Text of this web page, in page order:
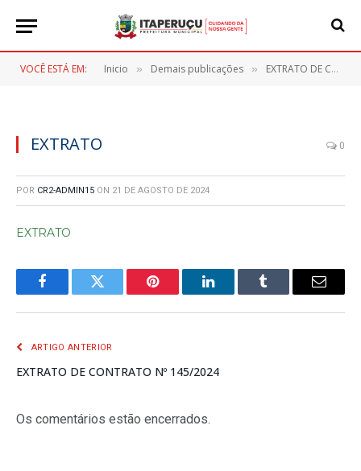
VOCÊ ESTÁ EM: Inicio » Demais publicações » EXTRATO DE CONTRATO Nº 145/2024
EXTRATO 0
POR CR2-ADMIN15 ON 21 DE AGOSTO DE 2024
EXTRATO
FacebookTwitter Pinterest LinkedInTumblr
E-
ARTIGO ANTERIOR
EXTRATO DE CONTRATO Nº 145/2024
Os comentários estão encerrados.